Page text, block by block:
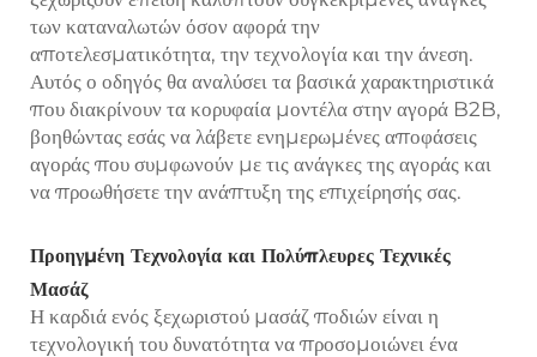
των καταναλωτών όσον αφορά την
αποτελεσματικότητα, την τεχνολογία και την άνεση.
Αυτός ο οδηγός θα αναλύσει τα βασικά χαρακτηριστικά
που διακρίνουν τα κορυφαία μοντέλα στην αγορά B2B,
βοηθώντας εσάς να λάβετε ενημερωμένες αποφάσεις
αγοράς που συμφωνούν με τις ανάγκες της αγοράς και
να προωθήσετε την ανάπτυξη της επιχείρησής σας.
Προηγμένη Τεχνολογία και Πολύπλευρες Τεχνικές
Μασάζ
Η καρδιά ενός ξεχωριστού μασάζ ποδιών είναι η
τεχνολογική του δυνατότητα να προσομοιώνει ένα